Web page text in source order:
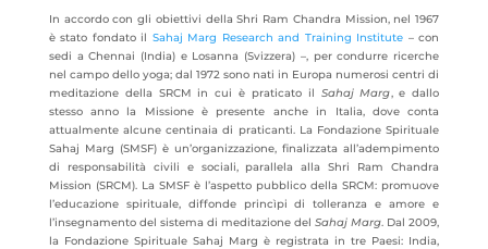
In accordo con gli obiettivi della Shri Ram Chandra Mission, nel 1967
è stato fondato il Sahaj Marg Research and Training Institute – con
sedi a Chennai (India) e Losanna (Svizzera) –, per condurre ricerche
nel campo dello yoga; dal 1972 sono nati in Europa numerosi centri di
meditazione della SRCM in cui è praticato il Sahaj Marg, e dallo
stesso anno la Missione è presente anche in Italia, dove conta
attualmente alcune centinaia di praticanti. La Fondazione Spirituale
Sahaj Marg (SMSF) è un’organizzazione, finalizzata all’adempimento
di responsabilità civili e sociali, parallela alla Shri Ram Chandra
Mission (SRCM). La SMSF è l’aspetto pubblico della SRCM: promuove
l’educazione spirituale, diffonde princìpi di tolleranza e amore e
l’insegnamento del sistema di meditazione delSahaj Marg. Dal 2009,
la Fondazione Spirituale Sahaj Marg è registrata in tre Paesi: India,